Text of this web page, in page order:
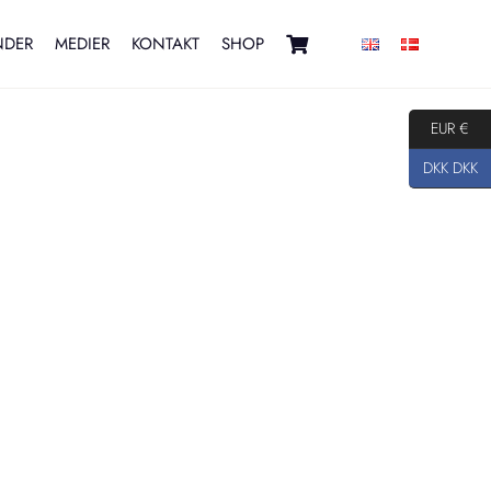
MEDIER KONTAKT SHOP
EUR €
DKK DKK